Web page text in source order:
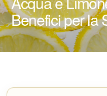
Benefici per la